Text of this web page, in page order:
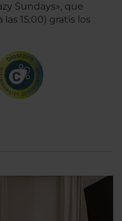
Sundays», que
15:00) gratis los